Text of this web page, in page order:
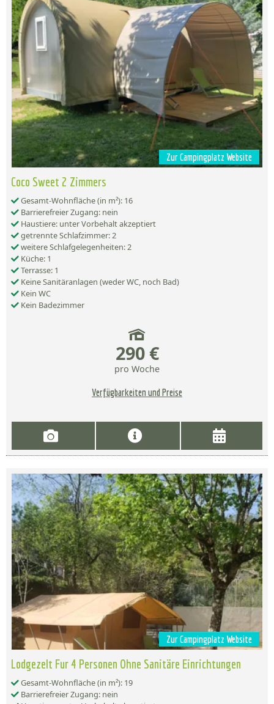
Zur Campingplatz Website
Coco Sweet 2 Zimmers
Gesamt-Wohnfläche (in m²): 16
Barrierefreier Zugang: nein
Haustiere: unter Vorbehalt akzeptiert
getrennte Schlafzimmer: 2
weitere Schlafgelegenheiten: 2
Küche: 1
Terrasse: 1
Keine Sanitäranlagen (weder WC, noch Bad)
Kein WC
Kein Badezimmer
290 €
pro Woche
Verfügbarkeiten und Preise
Zur Campingplatz Website
Lodgezelt Fur 4 Personen Ohne Sanitäre Einrichtungen
Gesamt-Wohnfläche (in m²): 19
Barrierefreier Zugang: nein